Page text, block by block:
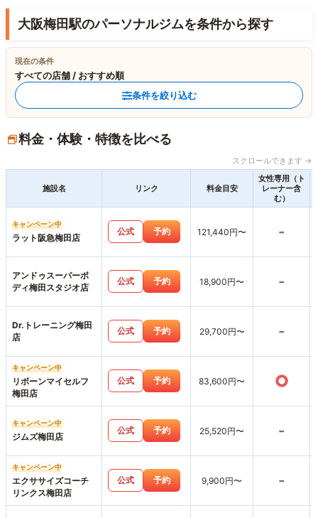
大阪梅田駅のパーソナルジムを条件から探す
現在の条件
すべての店舗 / おすすめ順
条件を絞り込む
料金・体験・特徴を比べる
スクロールできます →
施設名 リンク 料金目安
女性専用（ト
レーナー含
む）
キャンペーン中
ラット阪急梅田店
公式 予約 121,440円〜 -
アンドゥスーパーボ
ディ梅田スタジオ店
公式 予約 18,900円〜 -
Dr.トレーニング梅田
店
公式 予約 29,700円〜 -
キャンペーン中
リボーンマイセルフ
梅田店
公式 予約 83,600円〜 ○
キャンペーン中
ジムズ梅田店
公式 予約 25,520円〜 -
キャンペーン中
エクササイズコーチ
リンクス梅田店
公式 予約 9,900円〜 -